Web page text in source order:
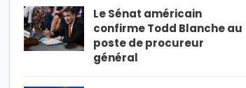
Le Sénat américain
confirme Todd Blanche au
poste de procureur
général